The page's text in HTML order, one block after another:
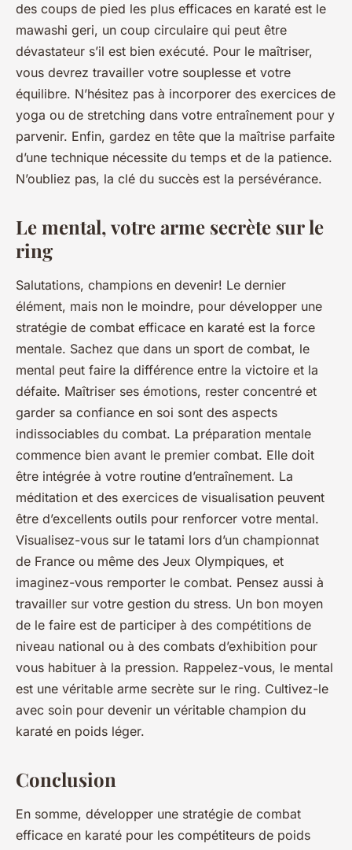
des coups de pied les plus efficaces en karaté est le
mawashi geri, un coup circulaire qui peut être
dévastateur s’il est bien exécuté. Pour le maîtriser,
vous devrez travailler votre souplesse et votre
équilibre. N’hésitez pas à incorporer des exercices de
yoga ou de stretching dans votre entraînement pour y
parvenir. Enfin, gardez en tête que la maîtrise parfaite
d’une technique nécessite du temps et de la patience.
N’oubliez pas, la clé du succès est la persévérance.
Le mental, votre arme secrète sur le
ring
Salutations, champions en devenir! Le dernier
élément, mais non le moindre, pour développer une
stratégie de combat efficace en karaté est la force
mentale. Sachez que dans un sport de combat, le
mental peut faire la différence entre la victoire et la
défaite. Maîtriser ses émotions, rester concentré et
garder sa confiance en soi sont des aspects
indissociables du combat. La préparation mentale
commence bien avant le premier combat. Elle doit
être intégrée à votre routine d’entraînement. La
méditation et des exercices de visualisation peuvent
être d’excellents outils pour renforcer votre mental.
Visualisez-vous sur le tatami lors d’un championnat
de France ou même des Jeux Olympiques, et
imaginez-vous remporter le combat. Pensez aussi à
travailler sur votre gestion du stress. Un bon moyen
de le faire est de participer à des compétitions de
niveau national ou à des combats d’exhibition pour
vous habituer à la pression. Rappelez-vous, le mental
est une véritable arme secrète sur le ring. Cultivez-le
avec soin pour devenir un véritable champion du
karaté en poids léger.
Conclusion
En somme, développer une stratégie de combat
efficace en karaté pour les compétiteurs de poids